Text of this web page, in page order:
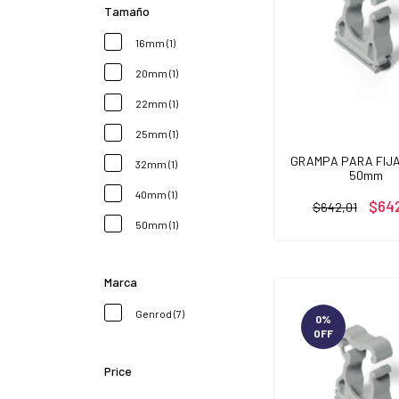
Tamaño
16mm (1)
20mm (1)
22mm (1)
25mm (1)
32mm (1)
40mm (1)
50mm (1)
Marca
Genrod (7)
Price
GRAMPA PARA
50mm
$642,01
0%
OFF